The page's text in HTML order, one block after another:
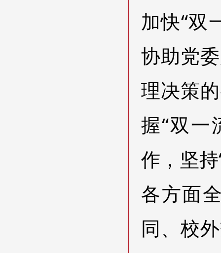
加快“双
协助党
理决策
握“双一
作，坚
各方面
同、校